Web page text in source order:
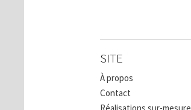
SITE
À propos
Contact